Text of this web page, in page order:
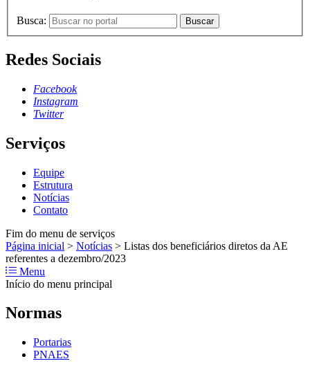
Busca: Buscar
Redes Sociais
Facebook
Instagram
Twitter
Serviços
Equipe
Estrutura
Notícias
Contato
Fim do menu de serviços
Página inicial > Notícias > Listas dos beneficiários diretos da AE
referentes a dezembro/2023
Menu
Início do menu principal
Normas
Portarias
PNAES